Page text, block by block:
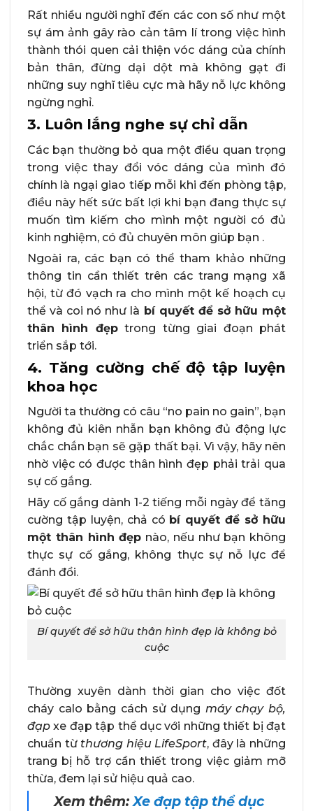
Rất nhiều người nghĩ đến các con số như một
sự ám ảnh gây rào cản tâm lí trong việc hình
thành thói quen cải thiện vóc dáng của chính
bản thân, đừng dại dột mà không gạt đi
những suy nghĩ tiêu cực mà hãy nỗ lực không
ngừng nghỉ.
3. Luôn lắng nghe sự chỉ dẫn
Các bạn thường bỏ qua một điều quan trọng
trong việc thay đổi vóc dáng của mình đó
chính là ngại giao tiếp mỗi khi đến phòng tập,
điều này hết sức bất lợi khi bạn đang thực sự
muốn tìm kiếm cho mình một người có đủ
kinh nghiệm, có đủ chuyên môn giúp bạn .
Ngoài ra, các bạn có thể tham khảo những
thông tin cần thiết trên các trang mạng xã
hội, từ đó vạch ra cho mình một kế hoạch cụ
thể và coi nó như là bí quyết để sở hữu một
thân hình đẹptrong từng giai đoạn phát
triển sắp tới.
4. Tăng cường chế độ tập luyện
khoa học
Người ta thường có câu “no pain no gain”, bạn
không đủ kiên nhẫn bạn không đủ động lực
chắc chắn bạn sẽ gặp thất bại. Vì vậy, hãy nên
nhờ việc có được thân hình đẹp phải trải qua
sự cố gắng.
Hãy cố gắng dành 1-2 tiếng mỗi ngày để tăng
cường tập luyện, chả có bí quyết để sở hữu
một thân hình đẹp nào, nếu như bạn không
thực sự cố gắng, không thực sự nỗ lực để
đánh đổi.
Bí quyết để sở hữu thân hình đẹp là không bỏ
cuộc
Thường xuyên dành thời gian cho việc đốt
cháy calo bằng cách sử dụng máy chạy bộ,
đạpxe đạp tập thể dục với những thiết bị đạt
chuẩn từ thương hiệu LifeSport, đây là những
trang bị hỗ trợ cần thiết trong việc giảm mỡ
thừa, đem lại sử hiệu quả cao.
Xem thêm: Xe đạp tập thể dục